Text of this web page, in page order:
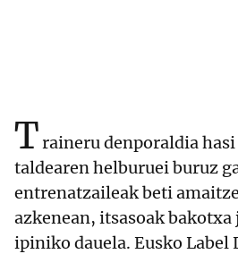
Traineru denporaldia
taldearen helburuei buruz
entrenatzaileak beti
azkenean, itsasoak
ipiniko dauela. Eusko Label